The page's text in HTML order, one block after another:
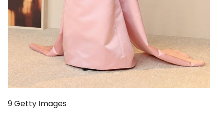
9Getty Images